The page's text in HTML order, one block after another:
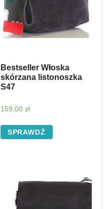
Bestseller Włoska
skórzana listonoszka
S47
159,00 zł
SPRAWDŹ